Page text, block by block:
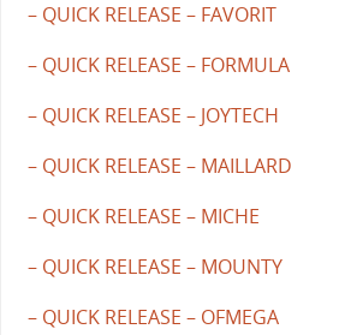
– QUICK RELEASE – FAVORIT
– QUICK RELEASE – FORMULA
– QUICK RELEASE – JOYTECH
– QUICK RELEASE – MAILLARD
– QUICK RELEASE – MICHE
– QUICK RELEASE – MOUNTY
– QUICK RELEASE – OFMEGA